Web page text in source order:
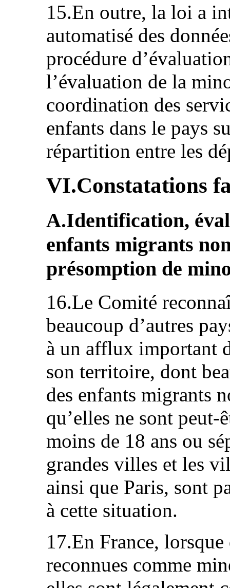
15.En outre, la loi a
automatisé des
procédure
l’évaluation de la
coordination des
enfants dans le pays
répartition entre les
VI.Constatations
A.Identification,
enfants migrants
présomption de
16.Le Comité
beaucoup d’autres
à un afflux important
son territoire, dont
des enfants migrants
qu’elles ne sont peut-
moins de 18 ans ou
grandes villes et les
ainsi que Paris, sont
à cette situation.
17.En France, lorsque
reconnues comme